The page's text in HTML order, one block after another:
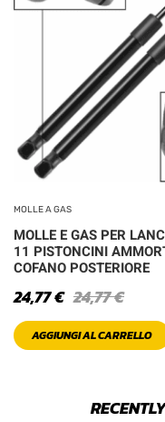
MOLLE A GAS
MOLLE E GAS PER
11 PISTONCINI
COFANO POSTERIORE
24,77€
24,77€
AGGIUNGI AL CARRELLO